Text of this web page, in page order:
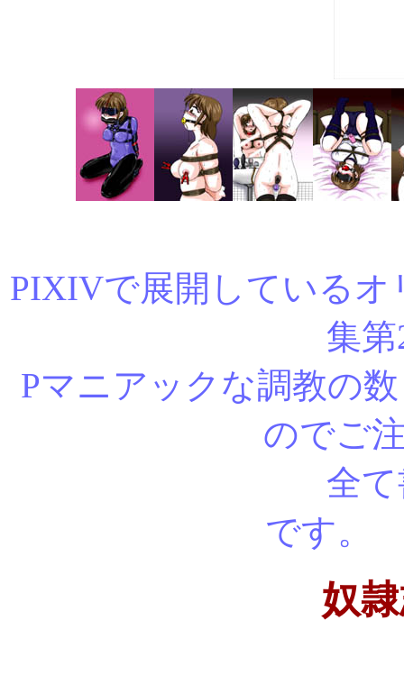
PIXIVで展開している
集
Pマニアックな調教の
のでご
全て書き下
で
奴